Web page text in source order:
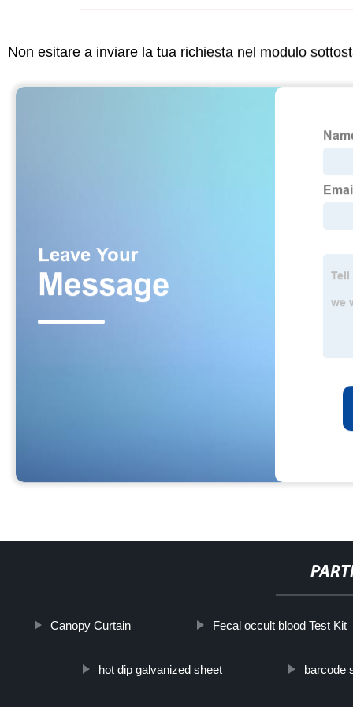
Non esitare a inviare la tua richiesta nel modulo
Canopy Curtain Fecal occult blood Test Kit
hot dip galvanized sheet barcode